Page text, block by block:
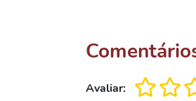
Avaliar: